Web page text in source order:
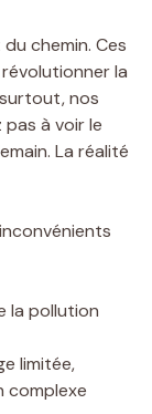
chemin. Ces
la
nos
à voir le
La réalité
la pollution
limitée,
complexe